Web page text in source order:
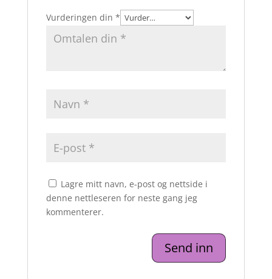
Vurderingen din *
Lagre mitt navn, e-post og nettside i
denne nettleseren for neste gang jeg
kommenterer.